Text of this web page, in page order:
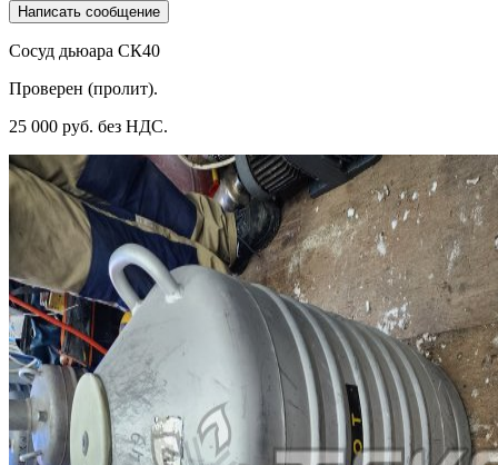
Написать сообщение
Сосуд дьюара СК40
Проверен (пролит).
25 000 руб. без НДС.